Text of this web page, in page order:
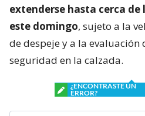
extenderse hasta cerca de
este domingo, sujeto a la
de despeje y a la evaluación
seguridad en la calzada.
¿ENCONTRASTE UN
ERROR?